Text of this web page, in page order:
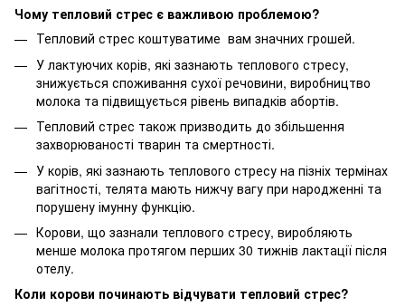
Чому тепловий стрес є важливою проблемою?
Тепловий стрес коштуватиме вам значних грошей.
У лактуючих корів, які зазнають теплового стресу,
знижується споживання сухої речовини, виробництво
молока та підвищується рівень випадків абортів.
Тепловий стрес також призводить до збільшення
захворюваності тварин та смертності.
У корів, які зазнають теплового стресу на пізніх термінах
вагітності, телята мають нижчу вагу при народженні та
порушену імунну функцію.
Корови, що зазнали теплового стресу, виробляють
менше молока протягом перших 30 тижнів лактації після
отелу.
Коли корови починають відчувати тепловий стрес?